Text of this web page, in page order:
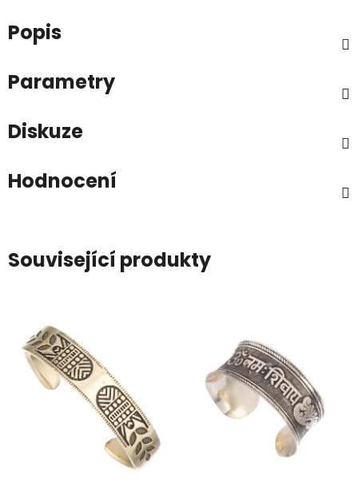
Popis
Parametry
Diskuze
Hodnocení
Související produkty